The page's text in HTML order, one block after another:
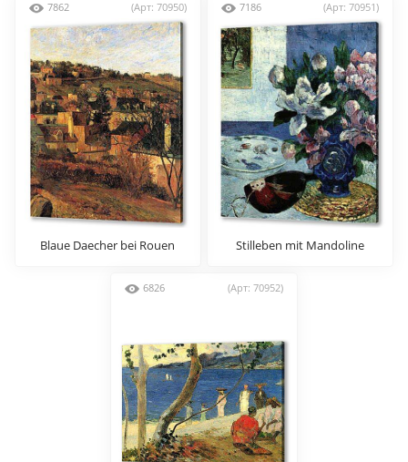
7862 (Арт: 70950)
Blaue Daecher bei Rouen
7186 (Арт: 70951)
Stilleben mit Mandoline
6826 (Арт: 70952)